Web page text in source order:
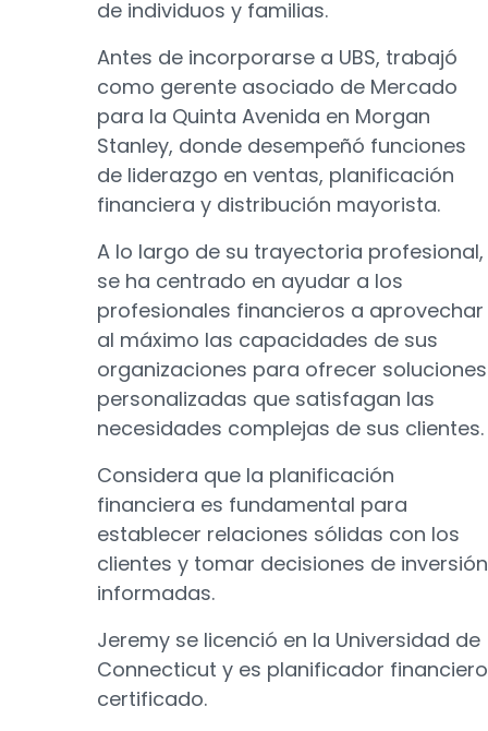
de individuos y familias.
Antes de incorporarse a UBS, trabajó
como gerente asociado de Mercado
para la Quinta Avenida en Morgan
Stanley, donde desempeñó funciones
de liderazgo en ventas, planificación
financiera y distribución mayorista.
A lo largo de su trayectoria profesional,
se ha centrado en ayudar a los
profesionales financieros a aprovechar
al máximo las capacidades de sus
organizaciones para ofrecer soluciones
personalizadas que satisfagan las
necesidades complejas de sus clientes.
Considera que la planificación
financiera es fundamental para
establecer relaciones sólidas con los
clientes y tomar decisiones de inversión
informadas.
Jeremy se licenció en la Universidad de
Connecticut y es planificador financiero
certificado.